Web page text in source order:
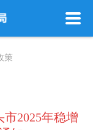
策
2025年稳增